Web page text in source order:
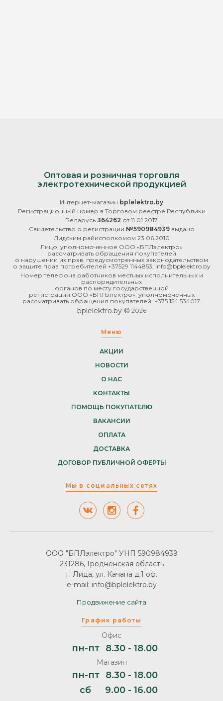
Оптовая и розничная торговля
электротехнической продукцией
Интернет-магазин bplelektro.by
Регистрационный номер в Торговом реестре Республики
Беларусь 364262 от 11.01.2017
Свидетельство о регистрации №590984939выдано
Лидским райисполкомом 23.06.2010
Лицо, уполномоченное ООО «БПЛэлектро»
рассматривать обращения покупателей
о нарушении их прав, предусмотренных законодательством
о защите прав потребителей +37529 1144853, info@bplelektro.by
Номер телефона работников местных исполнительных и
распорядительных
органов по месту государственной
регистрации ООО «БПЛэлектро», уполномоченных
рассматривать обращения покупателей: +375 154 534017.
bplelektro.by © 2026
Меню
АКЦИИ
НОВОСТИ
О НАС
КОНТАКТЫ
ПОМОЩЬ ПОКУПАТЕЛЮ
ВАКАНСИИ
ОПЛАТА
ДОСТАВКА
ДОГОВОР ПУБЛИЧНОЙ ОФЕРТЫ
Мы в социальных сетях
График работы
Офис
пн-пт 8.30 - 18.00
Магазин
пн-пт
8.30 - 18.00
сб
9.00 - 16.00
ООО "БПЛэлектро" УНП 590984939
231286, Гродненская область
г. Лида, ул. Качана д.1 оф.
e-mail: info@bplelektro.by
Продвижение сайта